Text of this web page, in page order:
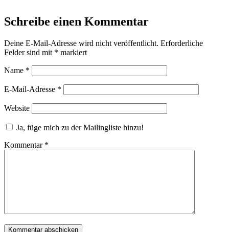
Schreibe einen Kommentar
Deine E-Mail-Adresse wird nicht veröffentlicht. Erforderliche
Felder sind mit * markiert
Name *
E-Mail-Adresse *
Website
Ja, füge mich zu der Mailingliste hinzu!
Kommentar *